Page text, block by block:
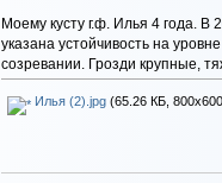
Моему кусту г.ф. Илья 4 года.
указана устойчивость на
созревании. Грозди крупные,
Илья (2).jpg(65.26 КБ,